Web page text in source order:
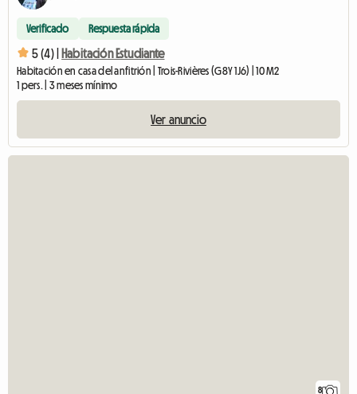
Verificado Respuesta rápida
5 (4) | Habitación Estudiante
Habitación en casa del anfitrión | Trois-Rivières (G8Y 1J6) | 10 M2
1 pers. | 3 meses mínimo
Ver anuncio
8